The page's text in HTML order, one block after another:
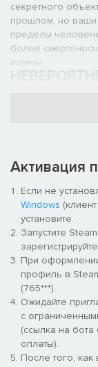
секретного
прошлом, но ваши
пределы
более
истины.
Научившись
скорость, вы
тяжело
насчет замедлить
невидимкой,
врагам?
Активация
Если не
Windows
установите.
Запустите
При
профиль в
(765***).
Ожидайте
с
(ссылка на
оплаты).
После того,